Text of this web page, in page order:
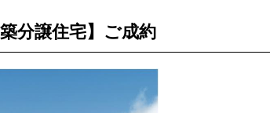
分譲住宅】ご成約